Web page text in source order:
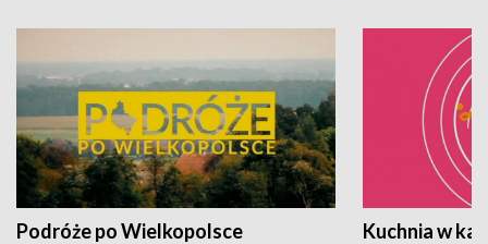
Podróże po Wielkopolsce Kuchnia w